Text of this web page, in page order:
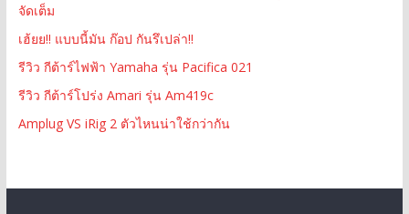
จัดเต็ม
เฮ้ยย!! แบบนี้มัน ก๊อป กันรึเปล่า!!
รีวิว กีต้าร์ไฟฟ้า Yamaha รุ่น Pacifica 021
รีวิว กีต้าร์โปร่ง Amari รุ่น Am419c
Amplug VS iRig 2 ตัวไหนน่าใช้กว่ากัน